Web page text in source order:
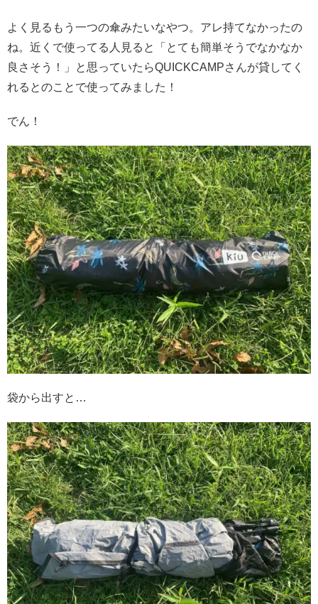
よく見るもう一つの傘みたいなやつ。アレ持てなかったの
ね。近くで使ってる人見ると「とても簡単そうでなかなか
良さそう！」と思っていたらQUICKCAMPさんが貸してく
れるとのことで使ってみました！
でん！
袋から出すと…